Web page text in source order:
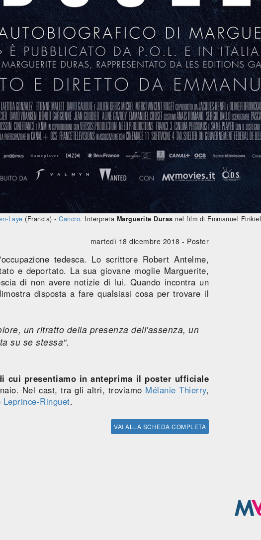
Laye (Francia) - Cancro. Interpreta Marguerite Duras nel film di Emmanuel Finkiel
martedì 18 dicembre 2018 - Poster
tedesca. Lo scrittore Robert Antelme,
e deportato. La sua giovane moglie Marguerite,
di non avere notizie di lui. Quando incontra un
disposta a fare qualsiasi cosa per trovare il
un ritratto della presenza dell'assenza, un
su se stessa".
cui presentiamo in anteprima il poster ufficiale
Nel cast, tra gli altri, troviamo Mélanie Thierry,
Ringuet.
VAI ALLA SCHEDA COMPLETA